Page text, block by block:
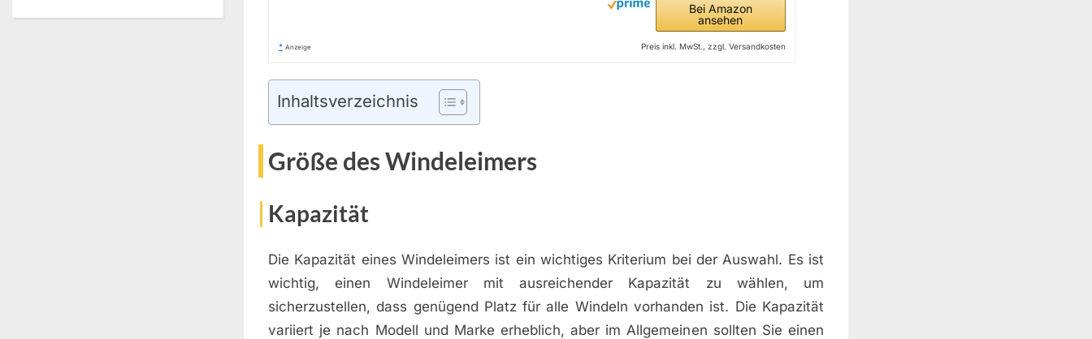
Bei Amazon
ansehen
* Anzeige Preis inkl. MwSt., zzgl. Versandkosten
Inhaltsverzeichnis
Größe des Windeleimers
Kapazität
Die Kapazität eines Windeleimers ist ein wichtiges Kriterium bei der Auswahl. Es ist
wichtig, einen Windeleimer mit ausreichender Kapazität zu wählen, um
sicherzustellen, dass genügend Platz für alle Windeln vorhanden ist. Die Kapazität
variiert je nach Modell und Marke erheblich, aber im Allgemeinen sollten Sie einen